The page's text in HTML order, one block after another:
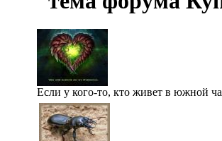
Если у кого-то, кто живет в южной